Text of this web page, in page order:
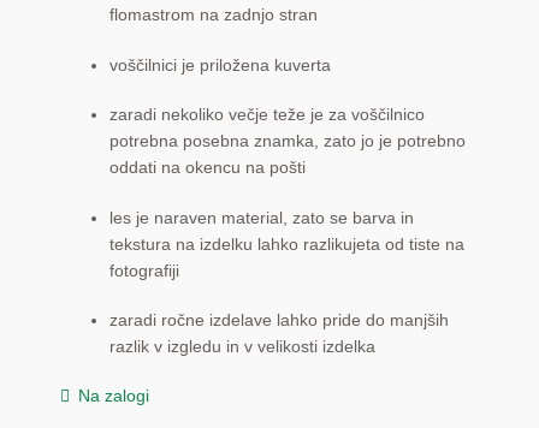
flomastrom na zadnjo stran
voščilnici je priložena kuverta
zaradi nekoliko večje teže je za voščilnico
potrebna posebna znamka, zato jo je potrebno
oddati na okencu na pošti
les je naraven material, zato se barva in
tekstura na izdelku lahko razlikujeta od tiste na
fotografiji
zaradi ročne izdelave lahko pride do manjših
razlik v izgledu in v velikosti izdelka
Na zalogi